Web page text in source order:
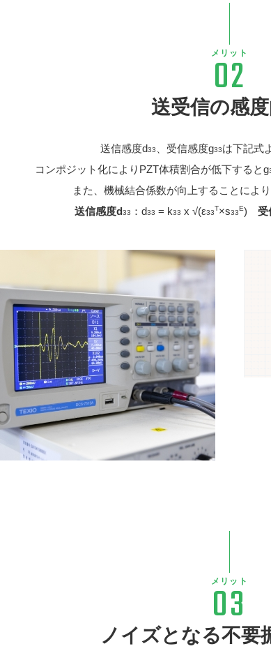
メリット
02
送受信の感
送信感度d33 、受信感度g33は下記式
コンポジット化によりPZT体積割合が低下するとg
また、機械結合係数が向上することによ
送信感度d33 ：d33 = k33 x √(ε33
T×s33
E) 受
メリット
03
ノイズとなる不要